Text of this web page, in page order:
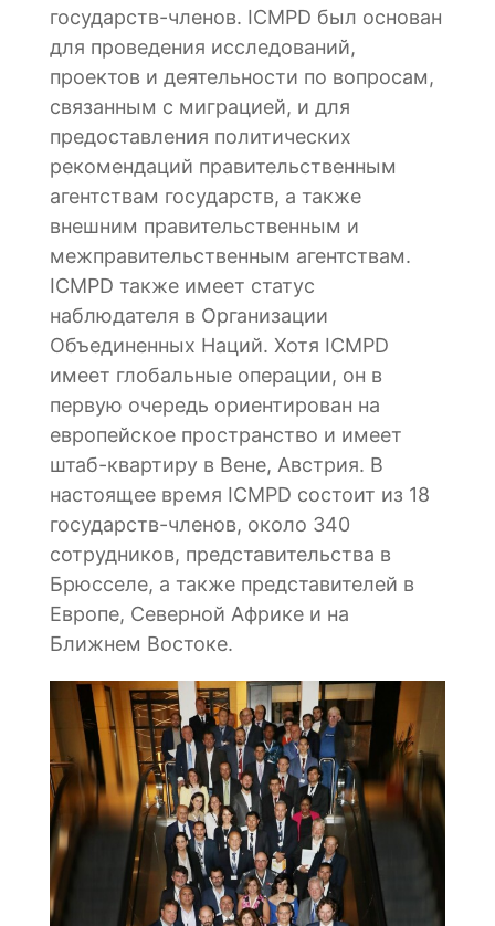
государств-членов. ICMPD был основан
для проведения исследований,
проектов и деятельности по вопросам,
связанным с миграцией, и для
предоставления политических
рекомендаций правительственным
агентствам государств, а также
внешним правительственным и
межправительственным агентствам.
ICMPD также имеет статус
наблюдателя в Организации
Объединенных Наций. Хотя ICMPD
имеет глобальные операции, он в
первую очередь ориентирован на
европейское пространство и имеет
штаб-квартиру в Вене, Австрия. В
настоящее время ICMPD состоит из 18
государств-членов, около 340
сотрудников, представительства в
Брюсселе, а также представителей в
Европе, Северной Африке и на
Ближнем Востоке.